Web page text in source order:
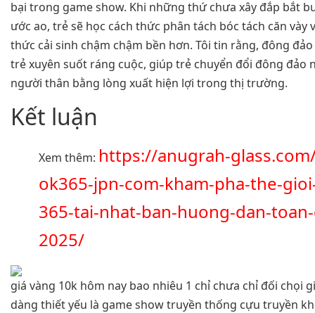
bại trong game show. Khi những thứ chưa xây đắp bắt
ước ao, trẻ sẽ học cách thức phân tách bóc tách căn vày
thức cải sinh chậm chậm bền hơn. Tôi tin rằng, đông
trẻ xuyên suốt ráng cuộc, giúp trẻ chuyển đổi đông đảo
người thân bằng lòng xuất hiện lợi trong thị trường.
Kết luận
Xem thêm: https://anugrah-
ok365-jpn-com-kham-pha-the-
365-tai-nhat-ban-huong-dan-
2025/
giá vàng 10k hôm nay bao nhiêu 1 chỉ chưa chỉ đối chọi
dàng thiết yếu là game show truyền thống cựu truyền